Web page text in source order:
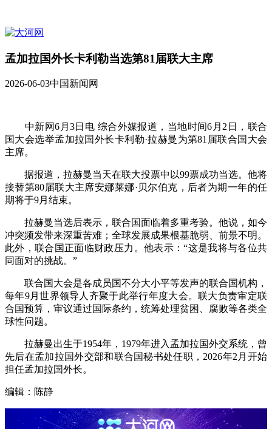
孟加拉国外长卡利勒当选第81届联大主席
2026-06-03中国新闻网
中新网6月3日电 综合外媒报道，当地时间6月2日，联合
国大会选举孟加拉国外长卡利勒·拉赫曼为第81届联合国大会
主席。
据报道，拉赫曼当天在联大投票中以99票成功当选。他将
接替第80届联大主席安娜莱娜·贝尔伯克，后者为期一年的任
期将于9月结束。
拉赫曼当选后表示，联合国面临着多重考验。他说，如今
冲突频发带来深重苦难；全球发展成果根基脆弱、前景不明。
此外，联合国正面临财政压力。他表示：“这是我将与各位共
同面对的挑战。”
联合国大会是各成员国不分大小平等发声的联合国机构，
每年9月世界领导人齐聚于此举行年度大会。联大负责审定联
合国预算，审议通过国际条约，统筹处理贫困、腐败等各类全
球性问题。
拉赫曼出生于1954年，1979年进入孟加拉国外交系统，曾
先后在孟加拉国外交部和联合国秘书处任职，2026年2月开始
担任孟加拉国外长。
编辑：陈静